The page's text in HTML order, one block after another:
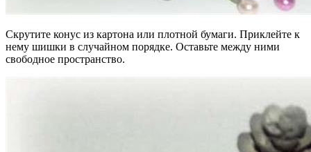
Скрутите конус из картона или плотной бумаги. Приклейте к
нему шишки в случайном порядке. Оставьте между ними
свободное пространство.